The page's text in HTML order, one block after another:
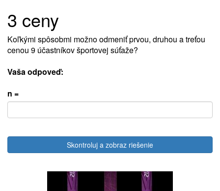
3 ceny
Koľkými spôsobmi možno odmeniť prvou, druhou a treťou
cenou 9 účastníkov športovej súťaže?
Vaša odpoveď:
n =
Skontroluj a zobraz riešenie